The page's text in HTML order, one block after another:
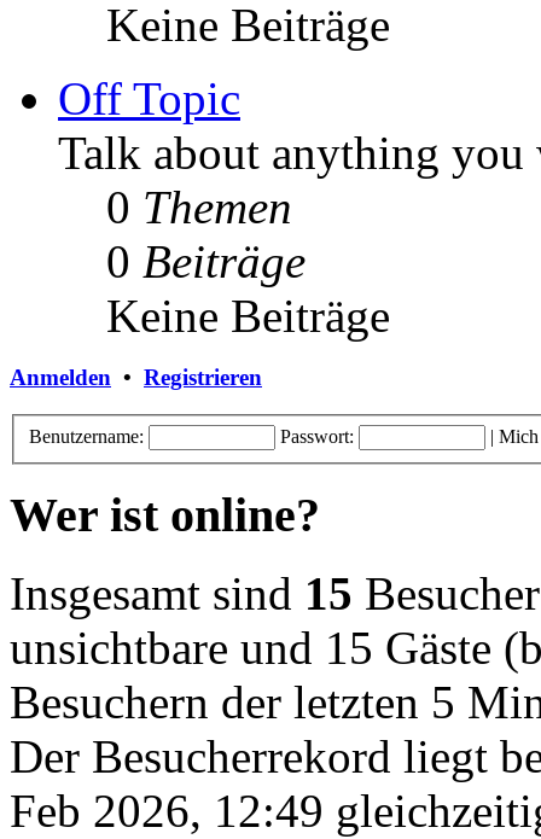
Keine Beiträge
Off Topic
Talk about anything you
0 Themen
0 Beiträge
Keine Beiträge
Anmelden • Registrieren
Benutzername: Passwort: | Mich
Wer ist online?
Insgesamt sind 15
unsichtbare und 15 Gäste
Besuchern der letzten 5
Der Besucherrekord liegt
Feb 2026, 12:49